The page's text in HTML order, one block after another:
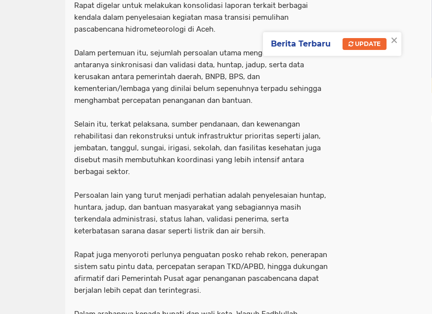
‎Rapat digelar untuk melakukan konsolidasi laporan terkait berbagai
kendala dalam penyelesaian kegiatan masa transisi pemulihan
pascabencana hidrometeorologi di Aceh.
‎Dalam pertemuan itu, sejumlah persoalan utama mengemuka, di
antaranya sinkronisasi dan validasi data, huntap, jadup, serta data
kerusakan antara pemerintah daerah, BNPB, BPS, dan
kementerian/lembaga yang dinilai belum sepenuhnya terpadu sehingga
menghambat percepatan penanganan dan bantuan.
‎Selain itu, terkat pelaksana, sumber pendanaan, dan kewenangan
rehabilitasi dan rekonstruksi untuk infrastruktur prioritas seperti jalan,
jembatan, tanggul, sungai, irigasi, sekolah, dan fasilitas kesehatan juga
disebut masih membutuhkan koordinasi yang lebih intensif antara
berbagai sektor.
‎Persoalan lain yang turut menjadi perhatian adalah penyelesaian huntap,
huntara, jadup, dan bantuan masyarakat yang sebagiannya masih
terkendala administrasi, status lahan, validasi penerima, serta
keterbatasan sarana dasar seperti listrik dan air bersih.
‎Rapat juga menyoroti perlunya penguatan posko rehab rekon, penerapan
sistem satu pintu data, percepatan serapan TKD/APBD, hingga dukungan
afirmatif dari Pemerintah Pusat agar penanganan pascabencana dapat
berjalan lebih cepat dan terintegrasi.
×
Berita Terbaru UPDATE